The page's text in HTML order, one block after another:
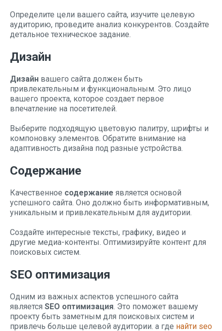
Определите цели вашего сайта, изучите целевую
аудиторию, проведите анализ конкурентов. Создайте
детальное техническое задание.
Дизайн
Дизайн вашего сайта должен быть
привлекательным и функциональным. Это лицо
вашего проекта, которое создает первое
впечатление на посетителей.
Выберите подходящую цветовую палитру, шрифты и
компоновку элементов. Обратите внимание на
адаптивность дизайна под разные устройства.
Содержание
Качественное содержание является основой
успешного сайта. Оно должно быть информативным,
уникальным и привлекательным для аудитории.
Создайте интересные тексты, графику, видео и
другие медиа-контенты. Оптимизируйте контент для
поисковых систем.
SEO оптимизация
Одним из важных аспектов успешного сайта
является SEO оптимизация. Это поможет вашему
проекту быть заметным для поисковых систем и
привлечь больше целевой аудитории. а где найти seo